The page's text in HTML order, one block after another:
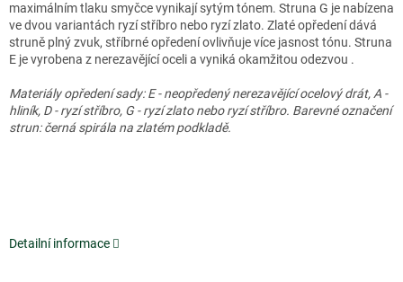
maximálním tlaku smyčce vynikají sytým tónem. Struna G je nabízena
ve dvou variantách ryzí stříbro nebo ryzí zlato. Zlaté opředení dává
struně plný zvuk, stříbrné opředení ovlivňuje více jasnost tónu. Struna
E je vyrobena z nerezavějící oceli a vyniká okamžitou odezvou .
Materiály opředení sady: E - neopředený nerezavějící ocelový drát, A -
hliník, D - ryzí stříbro, G - ryzí zlato nebo ryzí stříbro. Barevné označení
strun: černá spirála na zlatém podkladě.
Detailní informace